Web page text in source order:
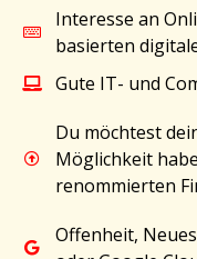
Interesse an
basierten
Gute IT- und
Du möchtest
Möglichkeit
renommierten
Offenheit,